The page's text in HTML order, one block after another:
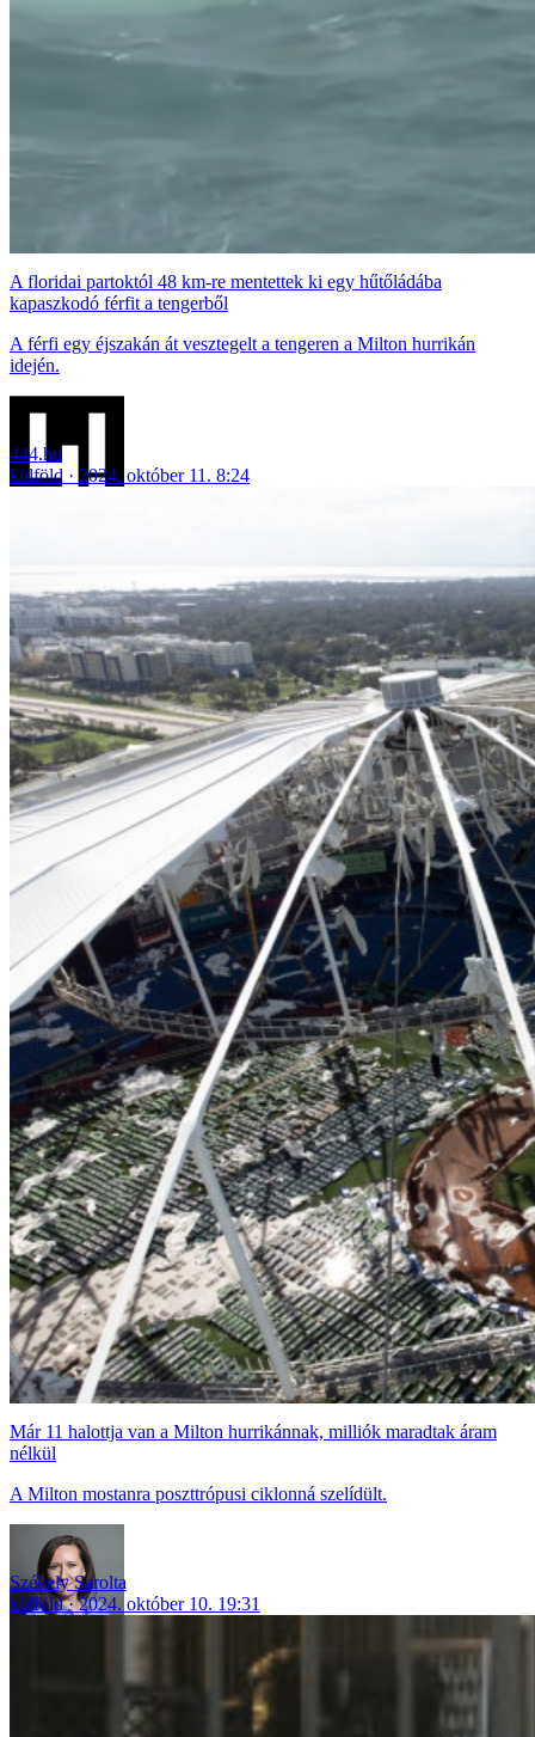
A floridai partoktól 48 km-re mentettek ki egy hűtőládába
kapaszkodó férfit a tengerből
A férfi egy éjszakán át vesztegelt a tengeren a Milton hurrikán
idején.
444.hu
külföld
2024. október 11. 8:24
Már 11 halottja van a Milton hurrikánnak, milliók maradtak áram
nélkül
A Milton mostanra poszttrópusi ciklonná szelídült.
Székely Sarolta
külföld
2024. október 10. 19:31